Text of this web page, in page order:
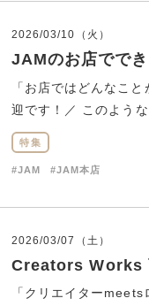
2026/03/10（火）
JAMのお店でで
「お店ではどんなこ
迎です！／ このよう
特集
#JAM #JAM本店
2026/03/07（土）
Creators Works
「クリエイター